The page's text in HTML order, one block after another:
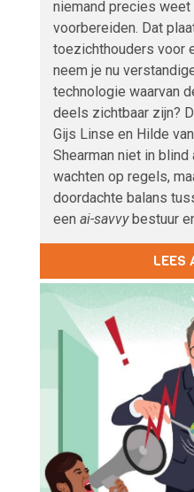
niemand precies
voorbereiden. Dat
toezichthouders voor
neem je nu
technologie waarvan
deels zichtbaar zijn?
Gijs Linse en Hilde
Shearman niet in
wachten op regels,
doordachte balans
een ai-savvy bestuur
LEES